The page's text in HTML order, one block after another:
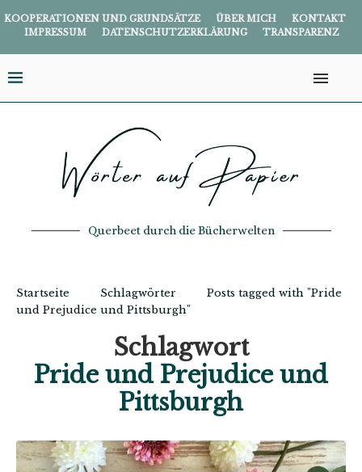
KOOPERATIONEN UND GRUNDSÄTZE ÜBER MICH
KONTAKT
IMPRESSUM
DATENSCHUTZERKLÄRUNG TRANSPARENZ
Querbeet durch die Bücherwelten
Startseite Schlagwörter
Posts tagged with "Pride
und Prejudice und Pittsburgh"
Schlagwort
Pride und Prejudice und
Pittsburgh